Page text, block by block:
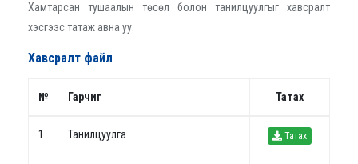
Хамтарсан тушаалын төсөл болон танилцуулгыг хавсралт
хэсгээс татаж авна уу.
Хавсралт файл
№ Гарчиг Татах
1 Танилцуулга Татах